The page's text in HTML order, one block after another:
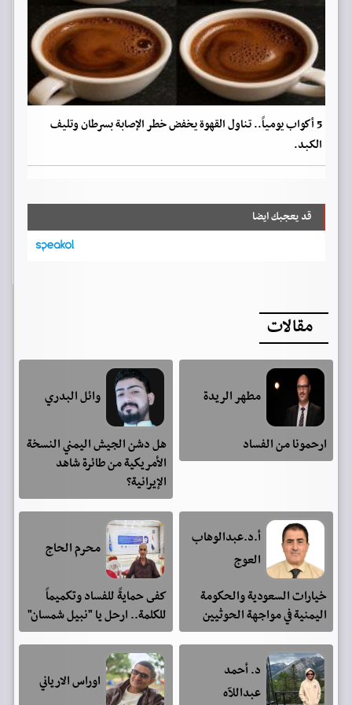
5 أكواب يومياً.. تناول القهوة يخفض خطر الإصابة بسرطان وتليف
الكبد.
قد يعجبك ايضا
مقالات
مطهر الريدة
ارحمونا من الفساد
وائل البدري
هل دشن الجيش اليمني النسخة
الأمريكية من طائرة شاهد
الإيرانية؟
أ.د.عبدالوهاب
العوج
خيارات السعودية والحكومة
اليمنية في مواجهة الحوثيين
محرم الحاج
كفى حمايةً للفساد وتكميماً
للكلمة.. ارحل يا "نبيل شمسان"
د. أحمد
عبداللآه
اوراس الارياني